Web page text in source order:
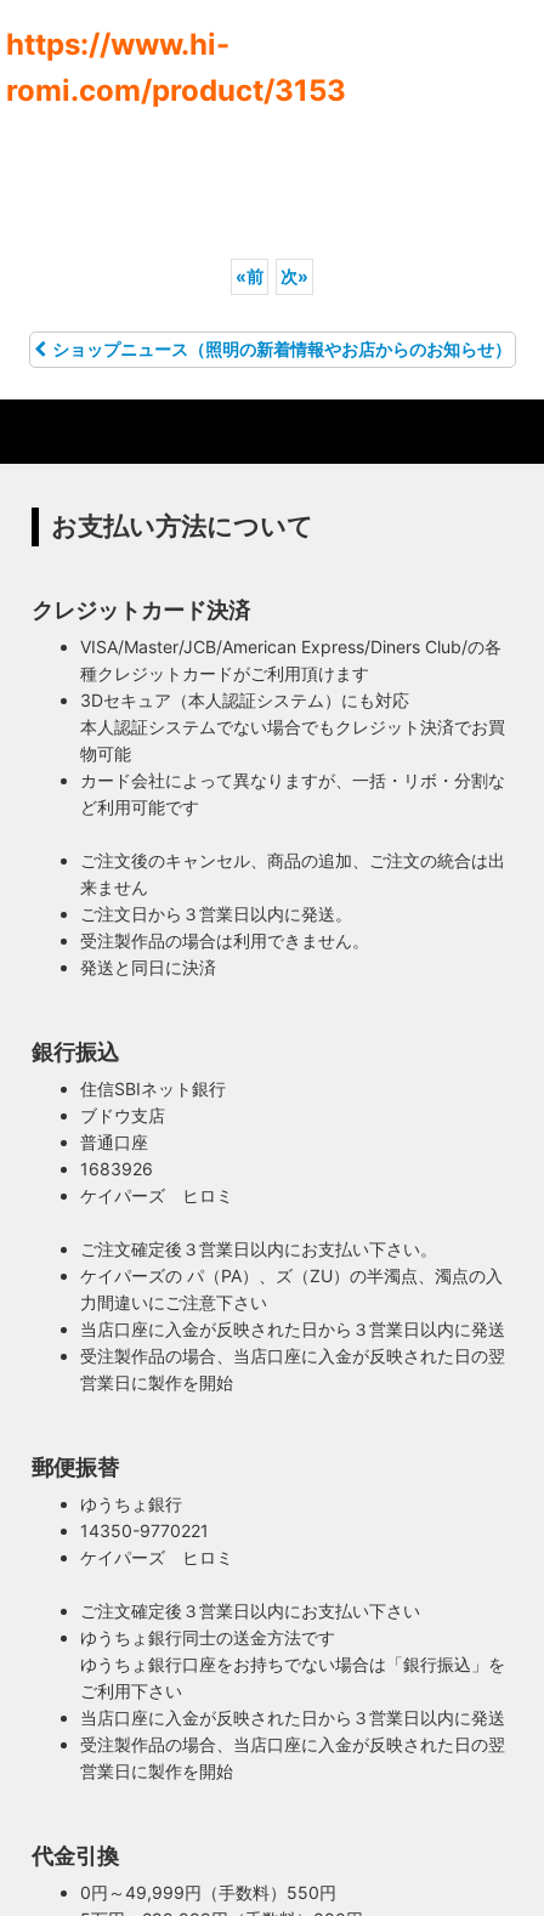
https://www.hi-
romi.com/product/3153
«前 次»
ショップニュース（照明の新着情報やお店からのお知らせ）
お支払い方法について
クレジットカード決済
VISA/Master/JCB/American Express/Diners Club/の各
種クレジットカードがご利用頂けます
3Dセキュア（本人認証システム）にも対応
本人認証システムでない場合でもクレジット決済でお買
物可能
カード会社によって異なりますが、一括・リボ・分割な
ど利用可能です
ご注文後のキャンセル、商品の追加、ご注文の統合は出
来ません
ご注文日から３営業日以内に発送。
受注製作品の場合は利用できません。
発送と同日に決済
銀行振込
住信SBIネット銀行
ブドウ支店
普通口座
1683926
ケイパーズ ヒロミ
ご注文確定後３営業日以内にお支払い下さい。
ケイパーズの パ（PA）、ズ（ZU）の半濁点、濁点の入
力間違いにご注意下さい
当店口座に入金が反映された日から３営業日以内に発送
受注製作品の場合、当店口座に入金が反映された日の翌
営業日に製作を開始
郵便振替
ゆうちょ銀行
14350-9770221
ケイパーズ ヒロミ
ご注文確定後３営業日以内にお支払い下さい
ゆうちょ銀行同士の送金方法です
ゆうちょ銀行口座をお持ちでない場合は「銀行振込」を
ご利用下さい
当店口座に入金が反映された日から３営業日以内に発送
受注製作品の場合、当店口座に入金が反映された日の翌
営業日に製作を開始
代金引換
0円～49,999円（手数料）550円